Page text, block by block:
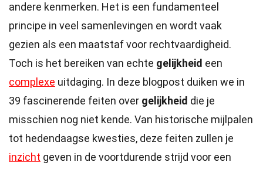
andere kenmerken. Het is een fundamenteel
principe in veel samenlevingen en wordt vaak
gezien als een maatstaf voor rechtvaardigheid.
Toch is het bereiken van echte gelijkheid een
complexe uitdaging. In deze blogpost duiken we in
39 fascinerende feiten over gelijkheid die je
misschien nog niet kende. Van historische mijlpalen
tot hedendaagse kwesties, deze feiten zullen je
inzicht geven in de voortdurende strijd voor een